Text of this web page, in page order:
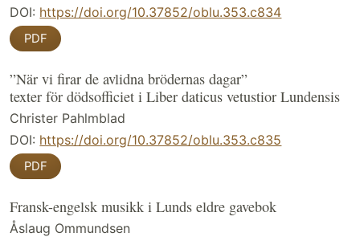
DOI: https://doi.org/10.37852/oblu.353.c834
PDF
”När vi firar de avlidna brödernas dagar”
texter för dödsofficiet i Liber daticus vetustior Lundensis
Christer Pahlmblad
DOI: https://doi.org/10.37852/oblu.353.c835
PDF
Fransk-engelsk musikk i Lunds eldre gavebok
Åslaug Ommundsen